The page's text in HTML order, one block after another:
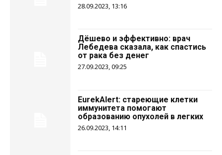
28.09.2023, 13:16
Дёшево и эффективно: врач
Лебедева сказала, как спастись
от рака без денег
27.09.2023, 09:25
EurekAlert: стареющие клетки
иммунитета помогают
образованию опухолей в легких
26.09.2023, 14:11